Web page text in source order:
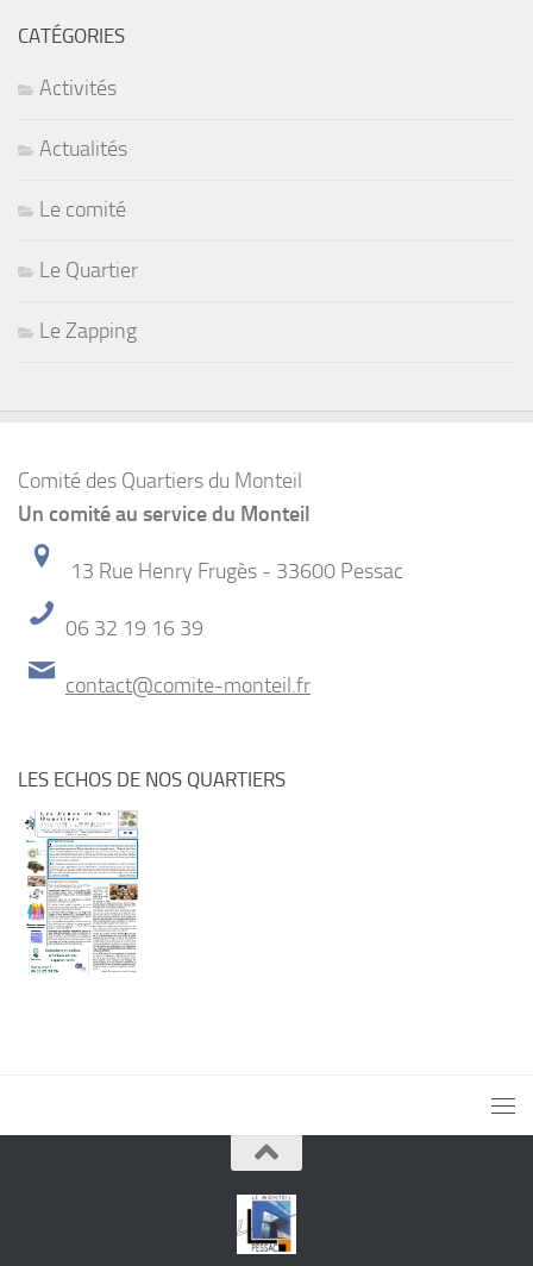
CATÉGORIES
Activités
Actualités
Le comité
Le Quartier
Le Zapping
Comité des Quartiers du Monteil
Un comité au service du Monteil
13 Rue Henry Frugès - 33600 Pessac
06 32 19 16 39
contact@comite-monteil.fr
LES ECHOS DE NOS QUARTIERS